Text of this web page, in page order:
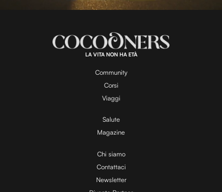
a
y
V
i
d
o
8
.
4
6
LA VITA NON HA ETÀ
Community
Corsi
Viaggi
Salute
Magazine
Chi siamo
Contattaci
Newsletter